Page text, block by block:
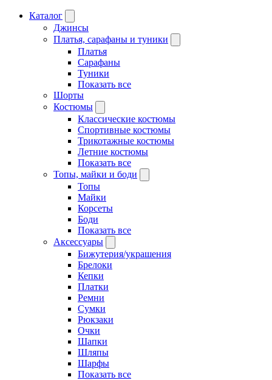
Каталог
Джинсы
Платья, сарафаны и туники
Платья
Сарафаны
Туники
Показать все
Шорты
Костюмы
Классические костюмы
Спортивные костюмы
Трикотажные костюмы
Летние костюмы
Показать все
Топы, майки и боди
Топы
Майки
Корсеты
Боди
Показать все
Аксессуары
Бижутерия/украшения
Брелоки
Кепки
Платки
Ремни
Сумки
Рюкзаки
Очки
Шапки
Шляпы
Шарфы
Показать все